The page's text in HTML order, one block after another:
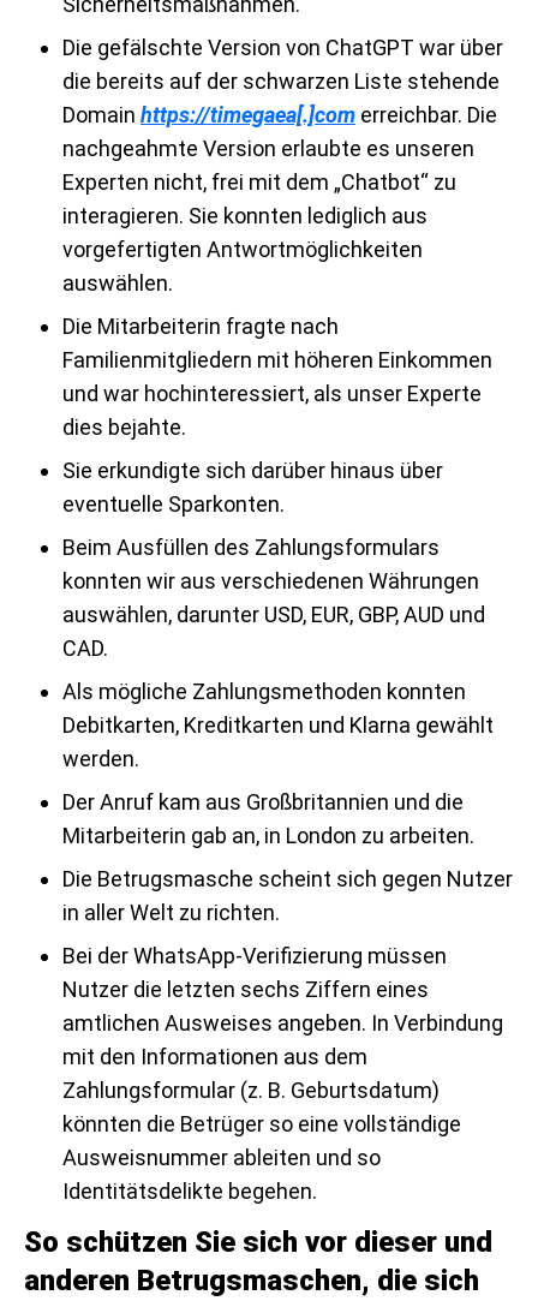
Die gefälschte Version von ChatGPT war über
die bereits auf der schwarzen Liste stehende
Domain https://timegaea[.]com erreichbar. Die
nachgeahmte Version erlaubte es unseren
Experten nicht, frei mit dem „Chatbot“ zu
interagieren. Sie konnten lediglich aus
vorgefertigten Antwortmöglichkeiten
auswählen.
Die Mitarbeiterin fragte nach
Familienmitgliedern mit höheren Einkommen
und war hochinteressiert, als unser Experte
dies bejahte.
Sie erkundigte sich darüber hinaus über
eventuelle Sparkonten.
Beim Ausfüllen des Zahlungsformulars
konnten wir aus verschiedenen Währungen
auswählen, darunter USD, EUR, GBP, AUD und
CAD.
Als mögliche Zahlungsmethoden konnten
Debitkarten, Kreditkarten und Klarna gewählt
werden.
Der Anruf kam aus Großbritannien und die
Mitarbeiterin gab an, in London zu arbeiten.
Die Betrugsmasche scheint sich gegen Nutzer
in aller Welt zu richten.
Bei der WhatsApp-Verifizierung müssen
Nutzer die letzten sechs Ziffern eines
amtlichen Ausweises angeben. In Verbindung
mit den Informationen aus dem
Zahlungsformular (z. B. Geburtsdatum)
könnten die Betrüger so eine vollständige
Ausweisnummer ableiten und so
Identitätsdelikte begehen.
So schützen Sie sich vor dieser und
anderen Betrugsmaschen, die sich